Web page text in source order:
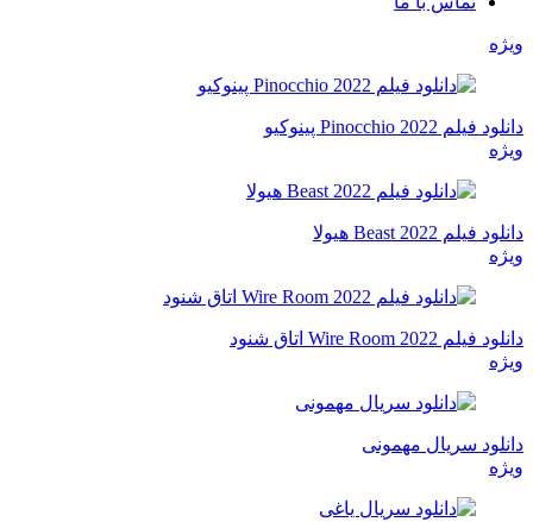
ویژه
دانلود فیلم Pinocchio 2022 پینوکیو
ویژه
دانلود فیلم Beast 2022 هیولا
ویژه
دانلود فیلم Wire Room 2022 اتاق شنود
ویژه
دانلود سریال مهمونی
ویژه